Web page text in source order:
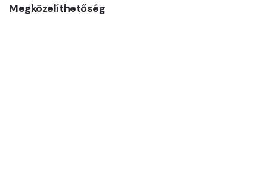
Megközelíthetőség